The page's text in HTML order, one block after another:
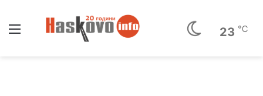
23 ℃